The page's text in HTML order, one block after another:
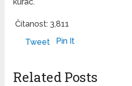
Čitanost: 3,811
Tweet
Pin It
Related Posts